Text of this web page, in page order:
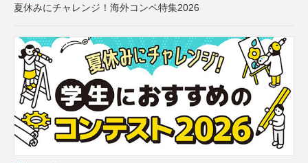
夏休みにチャレンジ！海外コンペ特集2026